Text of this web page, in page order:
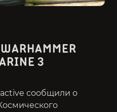
3
сообщили о